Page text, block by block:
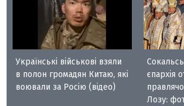
Українські військові взяли
в полон громадян Китаю, які
воювали за Росію (відео)
єпархія
Лозу: